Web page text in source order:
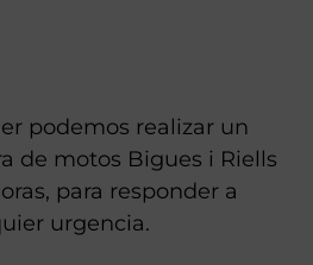
podemos realizar un
de motos Bigues i Riells
para responder a
urgencia.